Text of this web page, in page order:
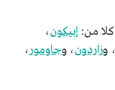
إبيكون،
، وزاردون، وجاومور،